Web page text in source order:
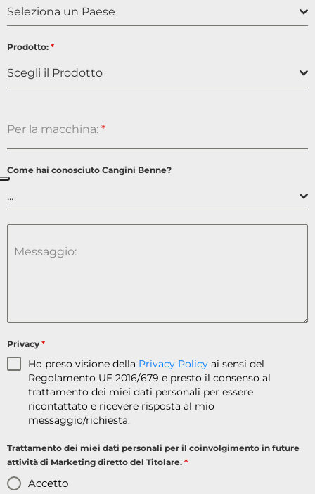
Seleziona un Paese
Prodotto: *
Scegli il Prodotto
Per la macchina: *
Come hai conosciuto Cangini Benne?
...
Messaggio:
Privacy *
Ho preso visione della Privacy Policy ai sensi del
Regolamento UE 2016/679 e presto il consenso al
trattamento dei miei dati personali per essere
ricontattato e ricevere risposta al mio
messaggio/richiesta.
Trattamento dei miei dati personali per il coinvolgimento in future
attività di Marketing diretto del Titolare. *
Accetto